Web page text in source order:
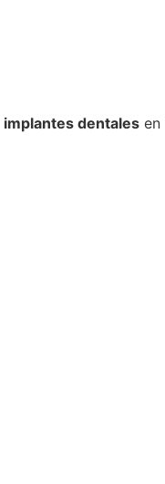
implantes dentales en